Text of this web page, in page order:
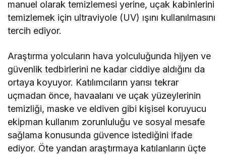
manuel olarak temizlemesi yerine, uçak kabinlerini
temizlemek için ultraviyole (UV) ışını kullanılmasını
tercih ediyor.
Araştırma yolcuların hava yolculuğunda hijyen ve
güvenlik tedbirlerini ne kadar ciddiye aldığını da
ortaya koyuyor. Katılımcıların yarısı tekrar
uçmadan önce, havaalanı ve uçak yüzeylerinin
temizliği, maske ve eldiven gibi kişisel koruyucu
ekipman kullanım zorunluluğu ve sosyal mesafe
sağlama konusunda güvence istediğini ifade
ediyor. Öte yandan araştırmaya katılanların üçte